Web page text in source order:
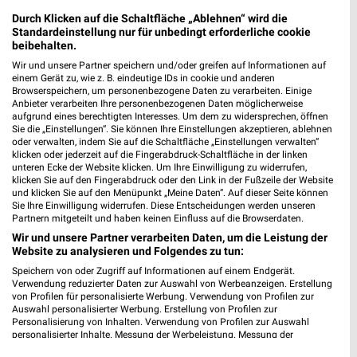
0,7 km
Back to School
Gültig bis Mi. 30.09.
0,7 km
Angebote ab 05.08.
Gültig bis Di. 18.08.
GALERIA Markthalle
Durch Klicken auf die Schaltfläche „Ablehnen“ wird die
Standardeinstellung nur für unbedingt erforderliche cookie
beibehalten.
Wir und unsere Partner speichern und/oder greifen auf Informationen auf
einem Gerät zu, wie z. B. eindeutige IDs in cookie und anderen
Browserspeichern, um personenbezogene Daten zu verarbeiten. Einige
Anbieter verarbeiten Ihre personenbezogenen Daten möglicherweise
aufgrund eines berechtigten Interesses. Um dem zu widersprechen, öffnen
Sie die „Einstellungen“. Sie können Ihre Einstellungen akzeptieren, ablehnen
oder verwalten, indem Sie auf die Schaltfläche „Einstellungen verwalten“
klicken oder jederzeit auf die Fingerabdruck-Schaltfläche in der linken
unteren Ecke der Website klicken. Um Ihre Einwilligung zu widerrufen,
klicken Sie auf den Fingerabdruck oder den Link in der Fußzeile der Website
und klicken Sie auf den Menüpunkt „Meine Daten“. Auf dieser Seite können
Sie Ihre Einwilligung widerrufen. Diese Entscheidungen werden unseren
Partnern mitgeteilt und haben keinen Einfluss auf die Browserdaten.
Wir und unsere Partner verarbeiten Daten, um die Leistung der
Website zu analysieren und Folgendes zu tun:
Speichern von oder Zugriff auf Informationen auf einem Endgerät.
Verwendung reduzierter Daten zur Auswahl von Werbeanzeigen. Erstellung
von Profilen für personalisierte Werbung. Verwendung von Profilen zur
Auswahl personalisierter Werbung. Erstellung von Profilen zur
Personalisierung von Inhalten. Verwendung von Profilen zur Auswahl
personalisierter Inhalte. Messung der Werbeleistung. Messung der